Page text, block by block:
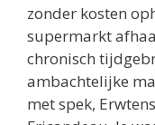
zonder kosten
supermarkt
chronisch
ambachtelijke
met spek,